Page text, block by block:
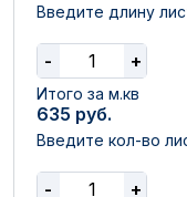
Введите длину
- +
Итого за м.кв
635 руб.
Введите кол-во
- +